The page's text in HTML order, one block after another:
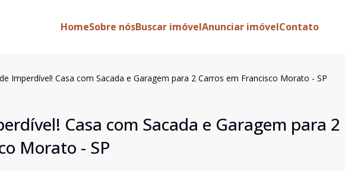
HomeSobre nósBuscar imóvelAnunciar imóvelContato
Imperdível! Casa com Sacada e Garagem para 2 Carros em Francisco Morato - SP
Casa com Sacada e Garagem para 2
Morato - SP